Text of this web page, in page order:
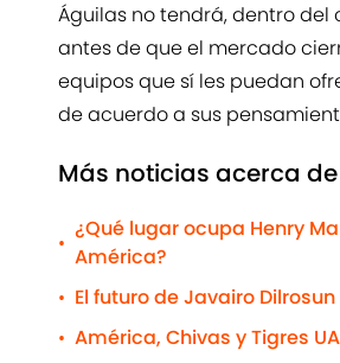
Águilas no tendrá, dentro del
antes de que el mercado
equipos que sí les puedan
de acuerdo a sus
Más noticias acerca
•
¿Qué lugar ocupa Henry
América?
• El futuro de Javairo
• América, Chivas y Tigres